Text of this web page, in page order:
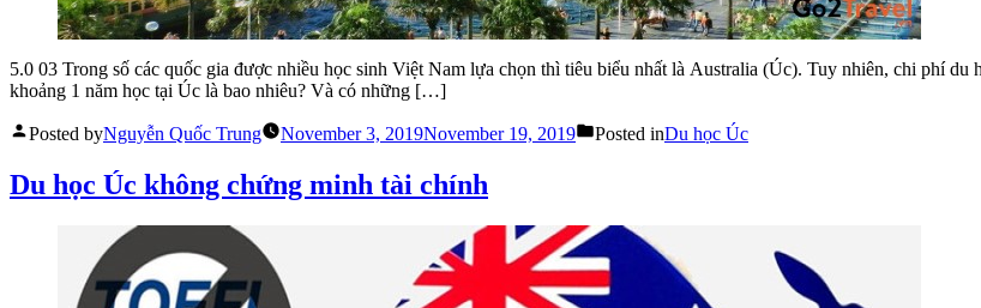
5.0 03 Trong số các quốc gia được nhiều học sinh Việt Nam lựa chọn thì tiêu biểu nhất là Australia (Úc). Tuy nhiên, chi phí
khoảng 1 năm học tại Úc là bao nhiêu? Và có những […]
Posted byNguyễn Quốc Trung November 3, 2019November 19, 2019 Posted inDu học Úc
Du học Úc không chứng minh tài chính